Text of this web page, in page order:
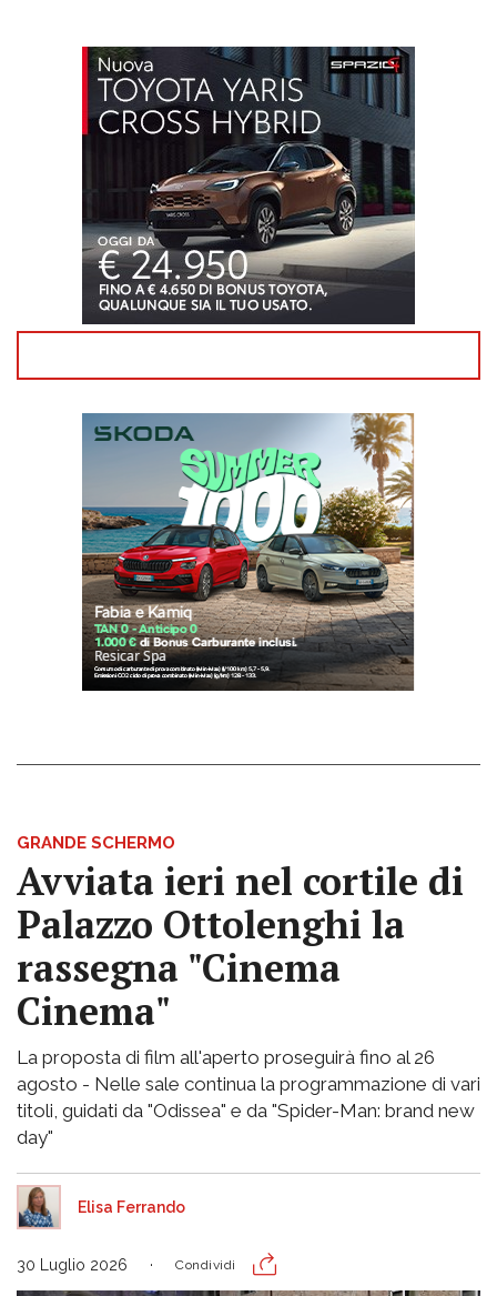
GRANDE SCHERMO
Avviata ieri nel cortile di
Palazzo Ottolenghi la
rassegna "Cinema
Cinema"
La proposta di film all'aperto proseguirà fino al 26
agosto - Nelle sale continua la programmazione di vari
titoli, guidati da "Odissea" e da "Spider-Man: brand new
day"
Elisa Ferrando
30 Luglio 2026 Condividi